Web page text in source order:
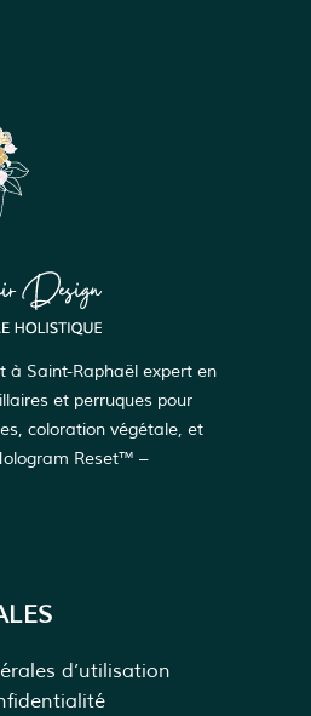
à Saint-Raphaël expert en
et perruques pour
coloration végétale, et
Reset™ –
d’utilisation